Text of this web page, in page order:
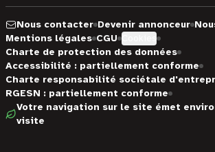
Nous contacter Devenir annonceur
Mentions légales CGU
Charte de protection des données
Accessibilité : partiellement conforme
Charte responsabilité sociétale
RGESN : partiellement conforme
Votre navigation sur le site émet
visite